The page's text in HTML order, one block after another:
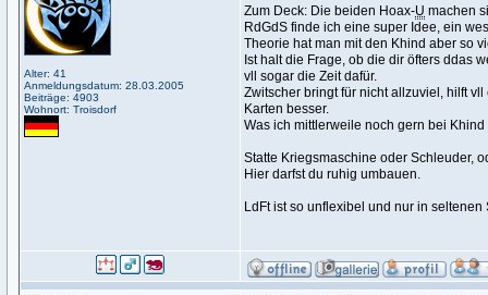
Alter: 41
Anmeldungsdatum: 28.03.2005
Beiträge: 4903
Wohnort: Troisdorf
Zum Deck: Die beiden Hoax-U machen
RdGdS finde ich eine super Idee, ein
Theorie hat man mit den Khind aber so
Ist halt die Frage, ob die dir öfters ddas
vll sogar die Zeit dafür.
Zwitscher bringt für nicht allzuviel, hilft
Karten besser.
Was ich mittlerweile noch gern bei
Statte Kriegsmaschine oder Schleuder,
Hier darfst du ruhig umbauen.
LdFt ist so unflexibel und nur in